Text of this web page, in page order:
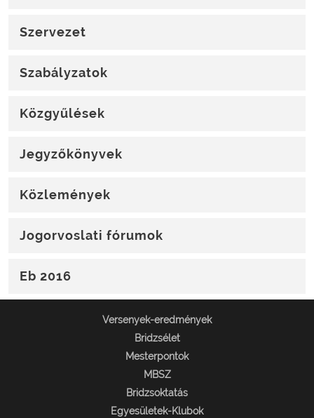
Szervezet
Szabályzatok
Közgyűlések
Jegyzőkönyvek
Közlemények
Jogorvoslati fórumok
Eb 2016
Versenyek-eredmények
Bridzsélet
Mesterpontok
MBSZ
Bridzsoktatás
Egyesületek-Klubok